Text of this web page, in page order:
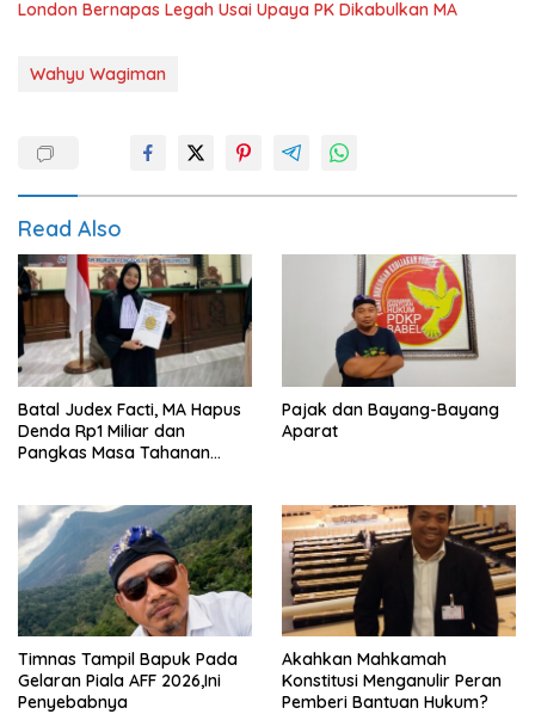
London Bernapas Legah Usai Upaya PK Dikabulkan MA
Wahyu Wagiman
Read Also
Batal Judex Facti, MA Hapus
Denda Rp1 Miliar dan
Pangkas Masa Tahanan
Pajak dan Bayang-Bayang
Aparat
Timnas Tampil Bapuk Pada
Gelaran Piala AFF 2026,Ini
Penyebabnya
Akahkan Mahkamah
Konstitusi Menganulir Peran
Pemberi Bantuan Hukum?